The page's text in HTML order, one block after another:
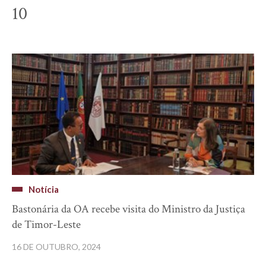
10
Notícia
Bastonária da OA recebe visita do Ministro da Justiça
de Timor-Leste
16 DE OUTUBRO, 2024